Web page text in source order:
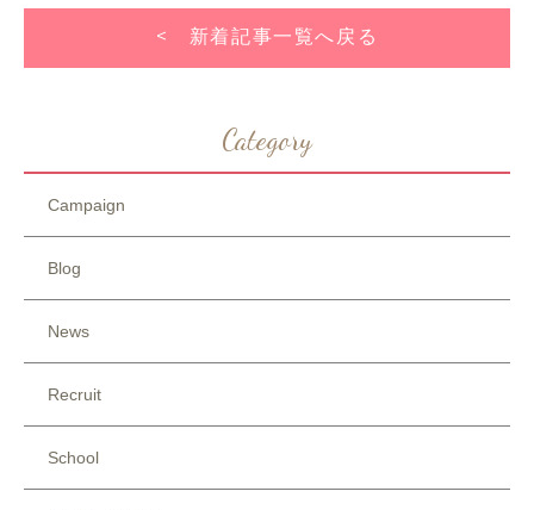
< 新着記事一覧へ戻る
Category
Campaign
Blog
News
Recruit
School